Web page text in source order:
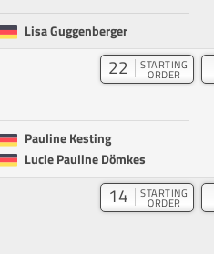
Lisa Guggenberger
22 STARTING
ORDER
Pauline Kesting
Lucie Pauline Dömkes
14 STARTING
ORDER